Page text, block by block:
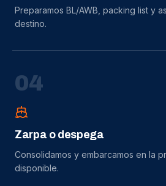
Preparamos BL/AWB, packing list y
destino.
04
Zarpa o despega
Consolidamos y embarcamos en la
disponible.